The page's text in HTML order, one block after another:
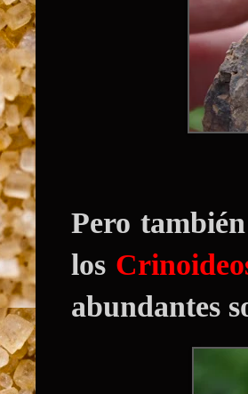
Pero
los
abundantes